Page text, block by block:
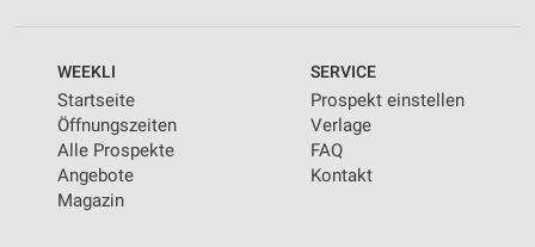
WEEKLI
Startseite
Öffnungszeiten
Alle Prospekte
Angebote
Magazin
SERVICE
Prospekt einstellen
Verlage
FAQ
Kontakt